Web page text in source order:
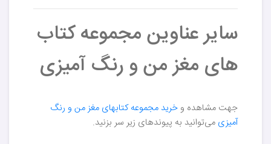
سایر عناوین مجموعه کتاب
های مغز من و رنگ آمیزی
جهت مشاهده وخرید مجموعه کتابهای مغز من و رنگ
آمیزی می‌توانید به پیوندهای زیر سر بزنید.